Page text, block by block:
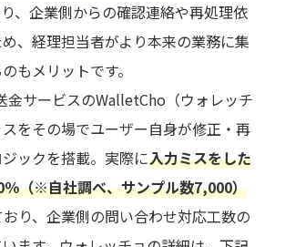
、企業側からの確認連絡や再処理依
、経理担当者がより本来の業務に集
もメリットです。
金サービスのWalletCho（ウォレッチ
をその場でユーザー自身が修正・再
ックを搭載。実際に入力ミスをした
％（※自社調べ、サンプル数7,000）
おり、企業側の問い合わせ対応工数の